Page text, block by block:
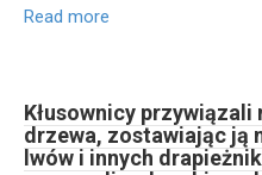
Read more
Kłusownicy przywiązali
drzewa, zostawiając ją
lwów i innych